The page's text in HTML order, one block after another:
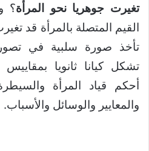
تغيرت جوهريا نحو المرأة؟
القيم المتصلة بالمرأة قد
تأخذ صورة سلبية في
تشكل كيانا ثانويا
أحكم قياد المرأة
والمعايير والوسائل والأسباب.